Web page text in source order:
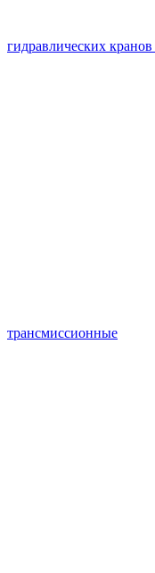
гидравлических кранов
трансмиссионные